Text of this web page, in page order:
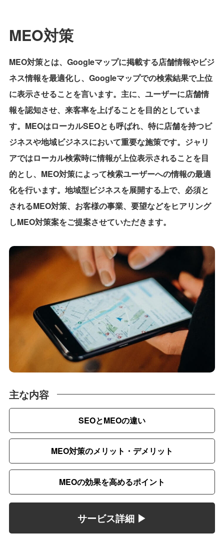
MEO対策
MEO対策とは、Googleマップに掲載する店舗情報やビジ
ネス情報を最適化し、Googleマップでの検索結果で上位
に表示させることを言います。主に、ユーザーに店舗情
報を認知させ、来客率を上げることを目的としていま
す。MEOはローカルSEOとも呼ばれ、特に店舗を持つビ
ジネスや地域ビジネスにおいて重要な施策です。ジャリ
アではローカル検索時に情報が上位表示されることを目
的とし、MEO対策によって検索ユーザーへの情報の最適
化を行います。地域型ビジネスを展開する上で、必須と
されるMEO対策、お客様の事業、要望などをヒアリング
しMEO対策案をご提案させていただきます。
主な内容
SEOとMEOの違い
MEO対策のメリット・デメリット
MEOの効果を高めるポイント
サービス詳細 ▶︎